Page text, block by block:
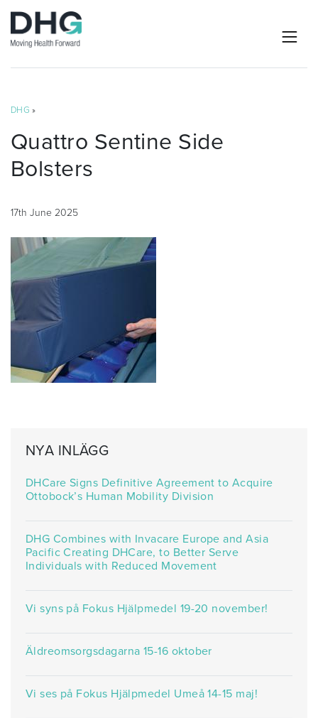
DHG »
Quattro Sentine Side
Bolsters
17th June 2025
NYA INLÄGG
DHCare Signs Definitive Agreement to Acquire
Ottobock’s Human Mobility Division
DHG Combines with Invacare Europe and Asia
Pacific Creating DHCare, to Better Serve
Individuals with Reduced Movement
Vi syns på Fokus Hjälpmedel 19-20 november!
Äldreomsorgsdagarna 15-16 oktober
Vi ses på Fokus Hjälpmedel Umeå 14-15 maj!